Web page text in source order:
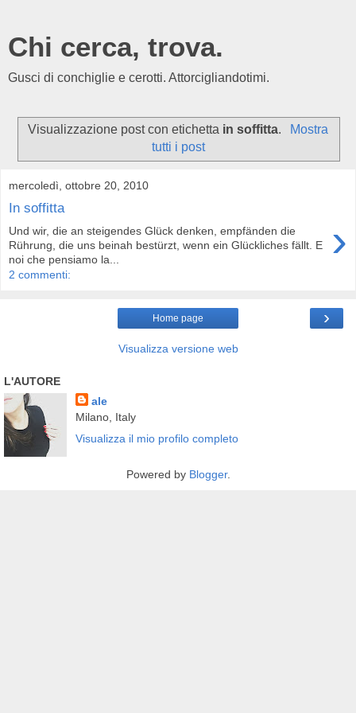
Chi cerca, trova.
Gusci di conchiglie e cerotti. Attorcigliandotimi.
Visualizzazione post con etichetta in soffitta.
Mostra
tutti i post
mercoledì, ottobre 20, 2010
In soffitta
›
Und wir, die an steigendes Glück denken, empfänden die
Rührung, die uns beinah bestürzt, wenn ein Glückliches fällt. E
noi che pensiamo la...
2 commenti:
›
Home page
Visualizza versione web
L'AUTORE
ale
Milano, Italy
Visualizza il mio profilo completo
Powered by Blogger.